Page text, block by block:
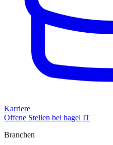
Karriere
Offene Stellen bei hagel IT
Branchen